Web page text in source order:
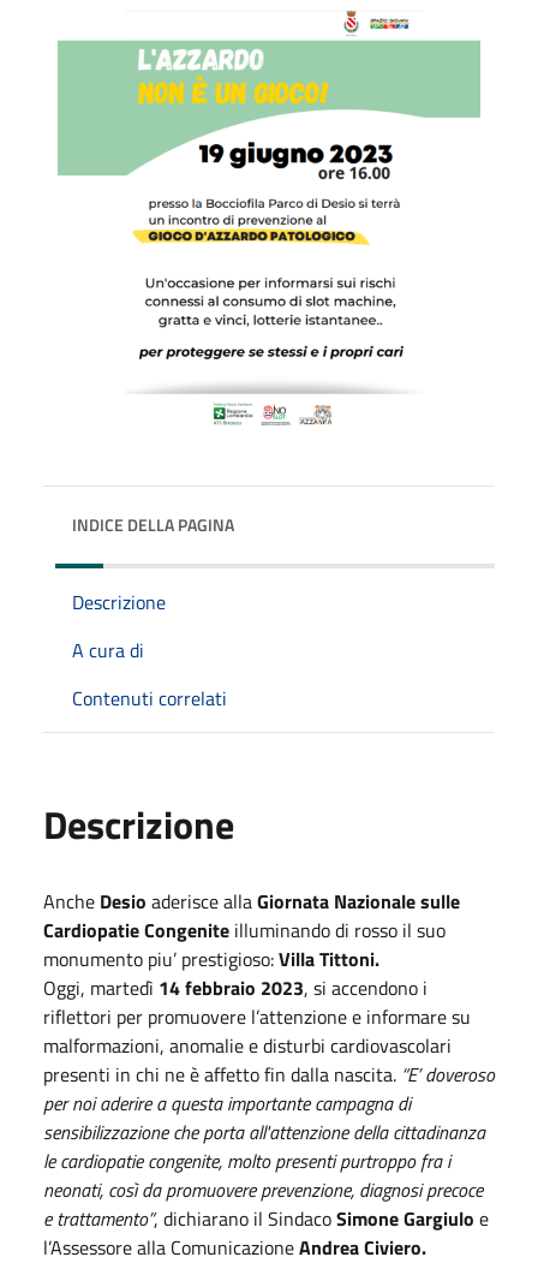
INDICE DELLA PAGINA
Descrizione
A cura di
Contenuti correlati
Descrizione
Anche Desio aderisce allaGiornata Nazionale sulle
Cardiopatie Congenite illuminando di rosso il suo
monumento piu’ prestigioso:Villa Tittoni.
Oggi, martedì 14 febbraio 2023, si accendono i
riflettori per promuovere l’attenzione e informare su
malformazioni, anomalie e disturbi cardiovascolari
presenti in chi ne è affetto fin dalla nascita. “E’ doveroso
per noi aderire a questa importante campagna di
sensibilizzazione che porta all'attenzione della cittadinanza
le cardiopatie congenite, molto presenti purtroppo fra i
neonati, così da promuovere prevenzione, diagnosi precoce
e trattamento”, dichiarano il SindacoSimone Gargiulo e
l’Assessore alla ComunicazioneAndrea Civiero.